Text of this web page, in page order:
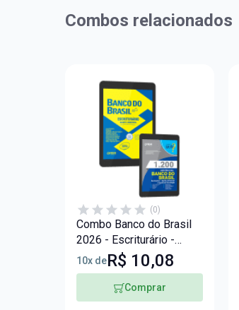
Combos relacionados
(0)
Combo Banco do Brasil
2026 - Escriturário -
Agente Comercial
10x deR$ 10,08
Comprar